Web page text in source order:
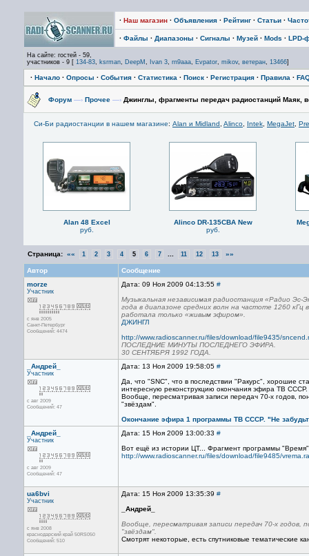
· Наш магазин · Объявления · Рейтинг · Статьи ·
· Файлы · Диапазоны · Сигналы · Музей · Mods · LPD-
На сайте: гостей - 59,
участников - 9 [ 134-83, ksrman, DeepM , Ivan 3, rn9aaa, Evpator, mikov, ветеран, 13466]
· Начало · Опросы · События · Статистика · Поиск · Регистрация · Правила ·
Форум —› Прочее —› Джинглы, фрагменты передач радиостанций Маяк,
Си-Би радиостанции в нашем магазине: Alan и Midland Alinco Intek MegaJet
Alan 48 Excel
руб.
Alinco DR-135CBA New
руб.
Страница: «« 1 2 3 4 5 6 7 11 12 13 »»
Автор
Сообщение
morze
Участник
с янв 2005
Санкт-Петербург
Сообщений: 4474
Дата: 09 Ноя 2009 04:13:55 #
Музыкальная независимая радиостанция «Радио
года в диапазоне средних волн на частоте 1260
работала только «живым эфиром».
ДЖИНГЛ
http://www.radioscanner.ru/files/download/file9435/
ПОСЛЕДНИЕ МИНУТЫ ПОСЛЕДНЕГО ЭФИРА.
30 СЕНТЯБРЯ 1992 ГОДА.
_Андрей_
Участник
с авг 2009
Сообщений: 47
Дата: 13 Ноя 2009 19:58:05 #
Да, что "SNC", что в последствии "Ракурс", хорошие
интересную реконструкцию окончания эфира ТВ СССР.
Вообще, пересматривая записи передач 70-х годов,
"звёздам".
Окончание эфира 1 программы ТВ СССР. "Не
_Андрей_
Участник
с авг 2009
Сообщений: 47
Дата: 15 Ноя 2009 13:00:33 #
Вот ещё из истории ЦТ... Фрагмент программы
http://www.radioscanner.ru/files/download/file9485/
ua6bvi
Участник
с янв 2008
краснодарский край 50RS050
Сообщений: 510
Дата: 15 Ноя 2009 13:35:39 #
_Андрей_
Вообще, пересматривая записи передач 70-х
"звёздам".
Смотрят некоторые, есть спутниковые тематические